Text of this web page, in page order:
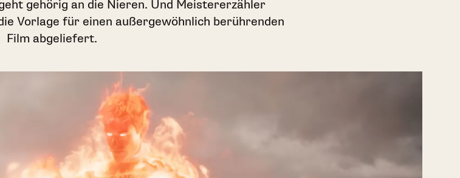
gehörig an die Nieren. Und Meistererzähler
Vorlage für einen außergewöhnlich berührenden
Film abgeliefert.